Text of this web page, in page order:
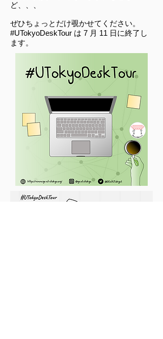
ど、、、
ぜひちょっとだけ覗かせてください。
#UTokyoDeskTour は 7 月 11 日に終了し
ます。